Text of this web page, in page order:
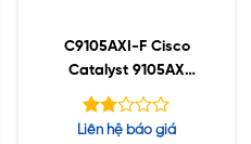
C9105AXI-F Cisco
Catalyst 9105AX
Series
Được
Liên hệ báo giá